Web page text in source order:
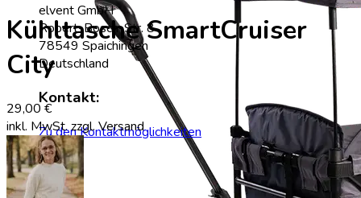
elvent GmbH
Robert-Bosch-Str. 8
78549 Spaichingen
Deutschland
Kontakt:
Zu den Kontaktmöglichkeiten
Kühltasche SmartCruiser
City
29,00 €
inkl. MwSt.zzgl. Versand